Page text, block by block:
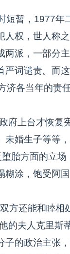
暂，1977年
人权，世人称
派，一部分
词谴责。而
各当年的责任
上台才恢复
婚生子等等
胎方面的立场
涂，饱受阿国
方还能和睦相
的夫人克里斯
的政治主张